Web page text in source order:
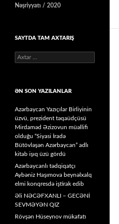
Nəşriyyatı / 2020
SAYTDA TAM AXTARIŞ
Axtarış:
ƏN SON YAZILANLAR
Azərbaycan Yazıçılar Birliyinin
üzvü, prezident təqaüdçüsü
Mirdaməd Əzizovun müəllifi
olduğu “Siyasi İradə
Bütövləşən Azərbaycan” adlı
kitab işıq üzü gördü
Azərbaycanlı tədqiqatçı
Aybəniz Haşımova beynəlxalq
elmi konqresdə iştirak edib
Əli NƏCƏFXANLI – GECƏNİ
SEVMƏYƏN QIZ
Rövşən Hüseynov mükafatı